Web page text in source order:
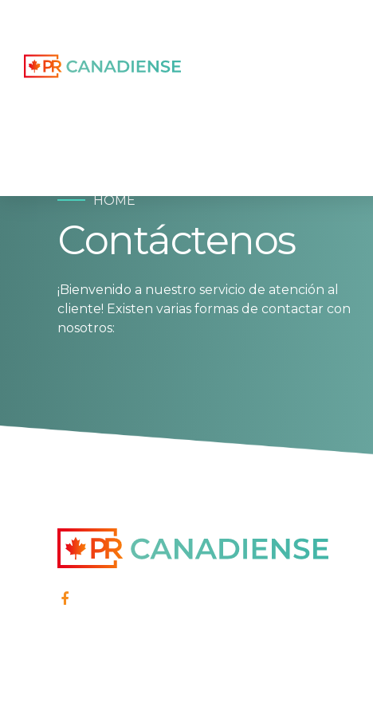
HOME
Contáctenos
¡Bienvenido a nuestro servicio de atención al
cliente! Existen varias formas de contactar con
nosotros: